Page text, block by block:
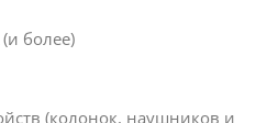
более)
(колонок, наушников и